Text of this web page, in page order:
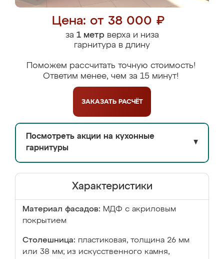
Цена: от 38 000 ₽
за 1 метрверха и низа
гарнитура в длину
Поможем рассчитать точную стоимость!
Ответим менее, чем за 15 минут!
ЗАКАЗАТЬ РАСЧЁТ
Посмотреть акции на кухонные
гарнитуры
▼
Характеристики
Материал фасадов: МДФ с акриловым
покрытием
Столешница: пластиковая, толщина 26 мм
или 38 мм; из искусственного камня,